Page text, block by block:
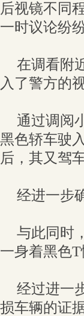
后视镜不同
一时议论纷纷
在调看附
入了警方的
通过调阅
黑色轿车驶
后，其又驾
经进一步
与此同时
一身着黑色
经过进一
损车辆的证